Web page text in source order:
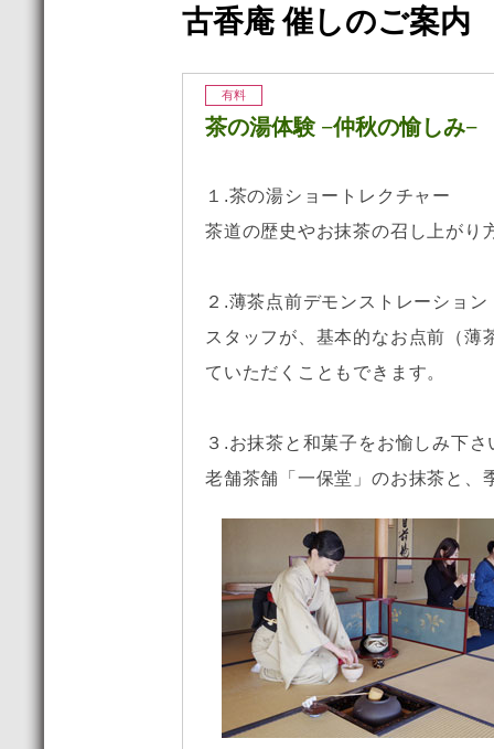
古香庵 催しのご案内
有料
茶の湯体験 −仲秋の愉しみ−
１.茶の湯ショートレクチャー
茶道の歴史やお抹茶の召し上がり
２.薄茶点前デモンストレーション
スタッフが、基本的なお点前（薄
ていただくこともできます。
３.お抹茶と和菓子をお愉しみ下さ
老舗茶舗「一保堂」のお抹茶と、